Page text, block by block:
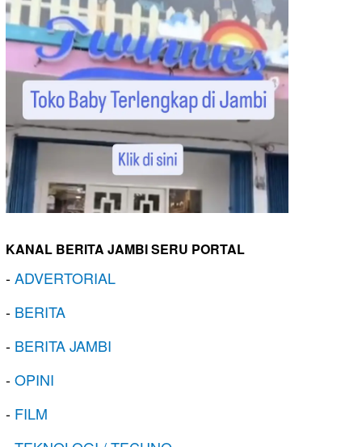
KANAL BERITA JAMBI SERU PORTAL
-ADVERTORIAL
- BERITA
- BERITA JAMBI
-OPINI
- FILM